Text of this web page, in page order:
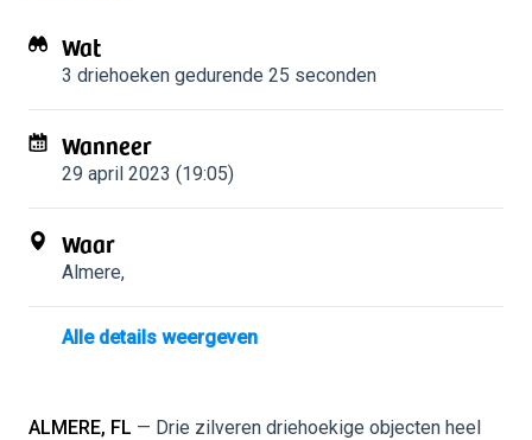
Wat
3 driehoeken gedurende 25 seconden
Wanneer
29 april 2023 (19:05)
Waar
Almere,
Alle details weergeven
ALMERE, FL — Drie zilveren driehoekige objecten heel